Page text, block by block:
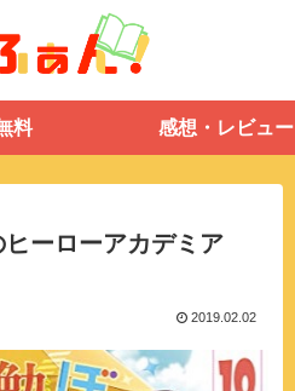
料 感想・レビュー
ーローアカデミア
2019.02.02